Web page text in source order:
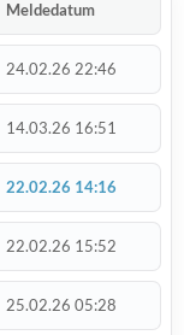
Meldedatum
24.02.26 22:46
14.03.26 16:51
22.02.26 14:16
22.02.26 15:52
25.02.26 05:28